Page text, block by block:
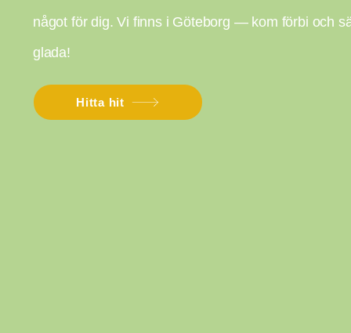
något för dig. Vi finns i Göteborg — kom förbi och
glada!
Hitta hit